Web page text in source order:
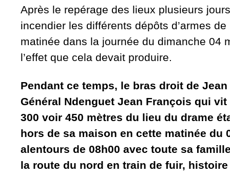
Après le repérage des lieux plusieurs
incendier les différents dépôts d’armes
matinée dans la journée du dimanche 04
l’effet que cela devait produire.
Pendant ce temps, le bras droit de
Général Ndenguet Jean François qui
300 voir 450 mètres du lieu du drame
hors de sa maison en cette matinée du
alentours de 08h00 avec toute sa
la route du nord en train de fuir,